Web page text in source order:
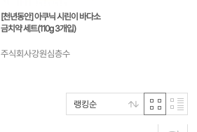
[천년동안] 아쿠닉 시린이 바다소
금치약 세트(110g 3개입)
주식회사강원심층수
랭킹순